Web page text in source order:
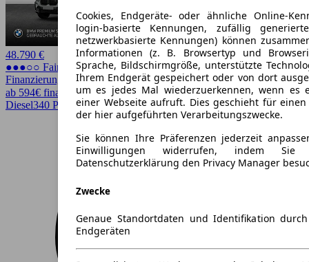
Cookies, Endgeräte- oder ähnliche Online-
login-basierte Kennungen, zufällig
netzwerkbasierte Kennungen) können
Informationen (z. B. Browsertyp und
Sprache, Bildschirmgröße, unterstützte
Ihrem Endgerät gespeichert oder von dort
um es jedes Mal wiederzuerkennen, wenn es
einer Webseite aufruft. Dies geschieht für
der hier aufgeführten Verarbeitungszwecke.
Sie können Ihre Präferenzen jederzeit
Einwilligungen widerrufen, indem
Datenschutzerklärung den Privacy Manager
Zwecke
Genaue Standortdaten und Identifikation
Endgeräten
48.790 €
●●●○○ Fairer Preis
Finanzierung möglich
ab 594€ finanzieren ↗
Diesel340 PS (250 kW)88.800 kmEZ 02/2023 Automatik